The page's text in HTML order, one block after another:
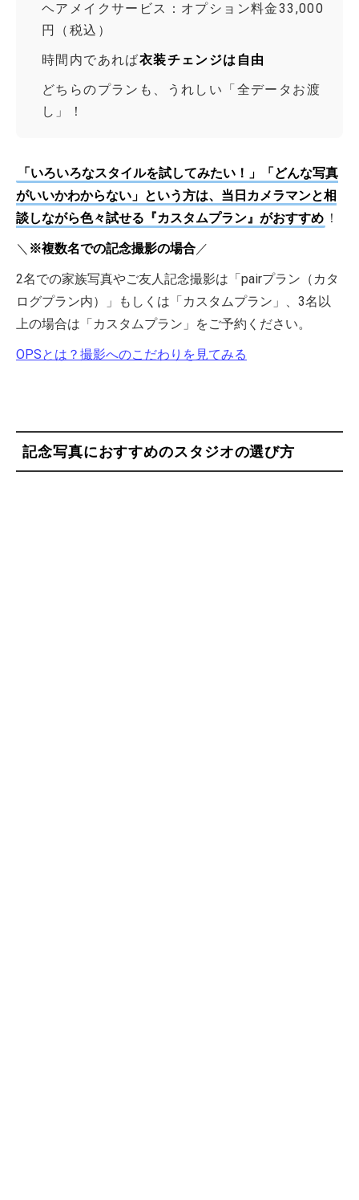
ヘアメイクサービス：オプション料金33,000
円（税込）
時間内であれば衣装チェンジは自由
どちらのプランも、うれしい「全データお渡
し」！
「いろいろなスタイルを試してみたい！」「どんな写真
がいいかわからない」という方は、当日カメラマンと相
談しながら色々試せる『カスタムプラン』がおすすめ ！
＼ ※複数名での記念撮影の場合／
2名での家族写真やご友人記念撮影は「pairプラン（カタ
ログプラン内）」もしくは「カスタムプラン」、3名以
上の場合は「カスタムプラン」をご予約ください。
OPSとは？撮影へのこだわりを見てみる
記念写真におすすめのスタジオの選び方